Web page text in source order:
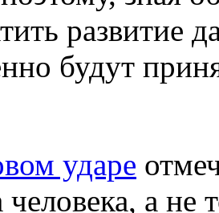
развитие
будут
ударе
а не